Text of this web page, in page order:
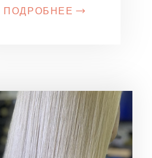
ПОДРОБНЕЕ